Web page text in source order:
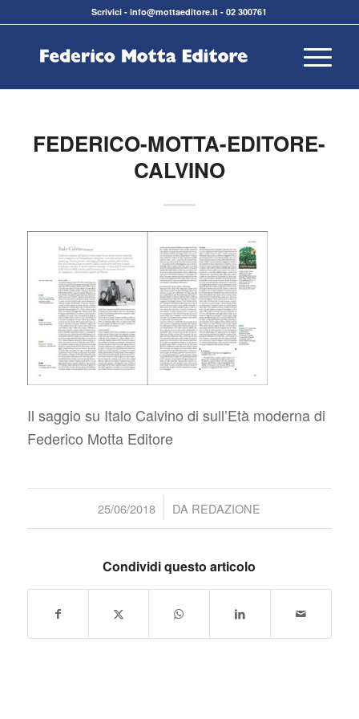
Scrivici -info@mottaeditore.it -02 300761
FEDERICO-MOTTA-EDITORE-
CALVINO
Il saggio su Italo Calvino di sull’Età moderna di
Federico Motta Editore
25/06/2018
/ DA REDAZIONE
Condividi questo articolo